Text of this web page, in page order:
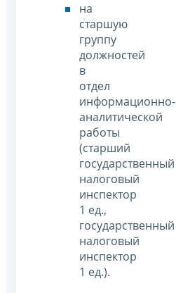
на
старшую
группу
должностей
в
отдел
информационно-
аналитической
работы
(старший
государственный
налоговый
инспектор
1 ед.,
государственный
налоговый
инспектор
1 ед.).